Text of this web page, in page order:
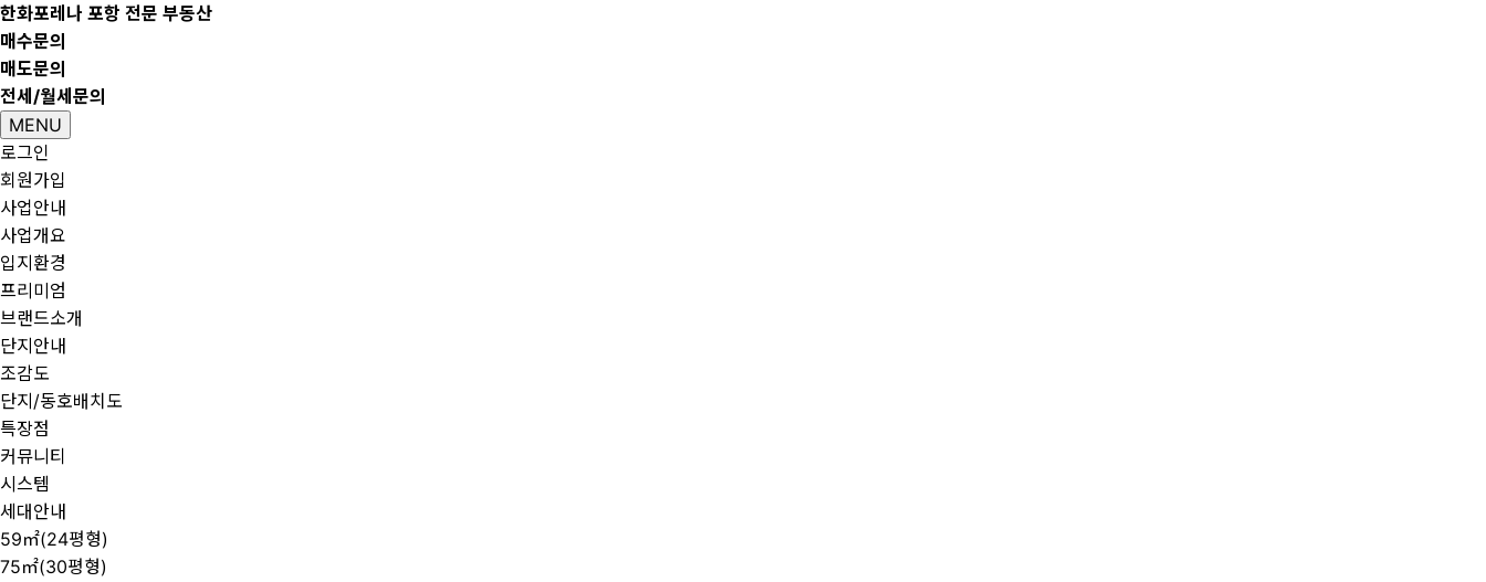
한화포레나 포항 전문 부동산
매수문의
매도문의
전세/월세문의
MENU
로그인
회원가입
사업안내
사업개요
입지환경
프리미엄
브랜드소개
단지안내
조감도
단지/동호배치도
특장점
커뮤니티
시스템
세대안내
59㎡(24평형)
75㎡(30평형)